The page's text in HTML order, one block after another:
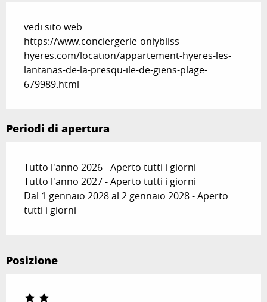
vedi sito web
https://www.conciergerie-onlybliss-
hyeres.com/location/appartement-hyeres-les-
lantanas-de-la-presqu-ile-de-giens-plage-
679989.html
Periodi di apertura
Tutto l'anno 2026 - Aperto tutti i giorni
Tutto l'anno 2027 - Aperto tutti i giorni
Dal 1 gennaio 2028 al 2 gennaio 2028 - Aperto
tutti i giorni
Posizione